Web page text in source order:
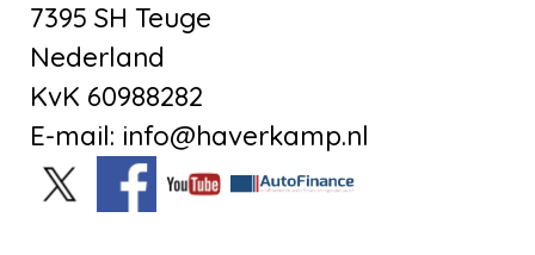
7395 SH Teuge
Nederland
KvK 60988282
E-mail: info@haverkamp.nl